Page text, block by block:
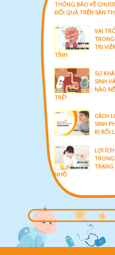
THÔNG BÁO VỀ
ĐỔI QUÀ TRÊN SÀN
VAI
TRỊ
TÍNH
SỰ
SINH
NÀO
TRẺ?
CÁCH
SINH
BỊ RỐI
LỢI
TRẠNG
NHỎ